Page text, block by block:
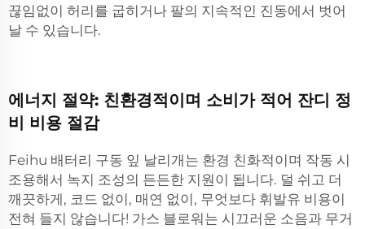
끊임없이 허리를 굽히거나 팔의 지속적인 진동에서 벗어
날 수 있습니다.
에너지 절약: 친환경적이며 소비가 적어 잔디 정
비 비용 절감
Feihu 배터리 구동 잎 날리개는 환경 친화적이며 작동 시
조용해서 녹지 조성의 든든한 지원이 됩니다. 덜 쉬고 더
깨끗하게, 코드 없이, 매연 없이, 무엇보다 휘발유 비용이
전혀 들지 않습니다! 가스 블로워는 시끄러운 소음과 무거